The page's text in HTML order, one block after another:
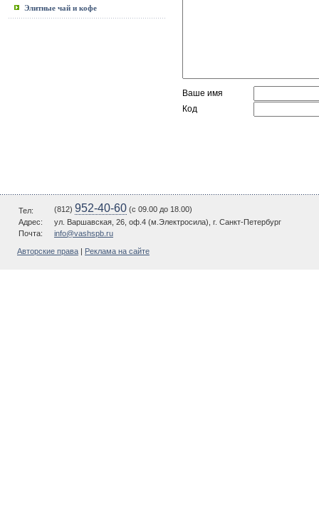
Элитные чай и кофе
Ваше имя
Код
Тел: (812) 952-40-60 (c 09.00 до 18.00)
Адрес:
ул. Варшавская, 26, оф.4 (м.Электросила), г. Санкт-Петербург
Почта:
info@vashspb.ru
Авторские права Реклама на сайте